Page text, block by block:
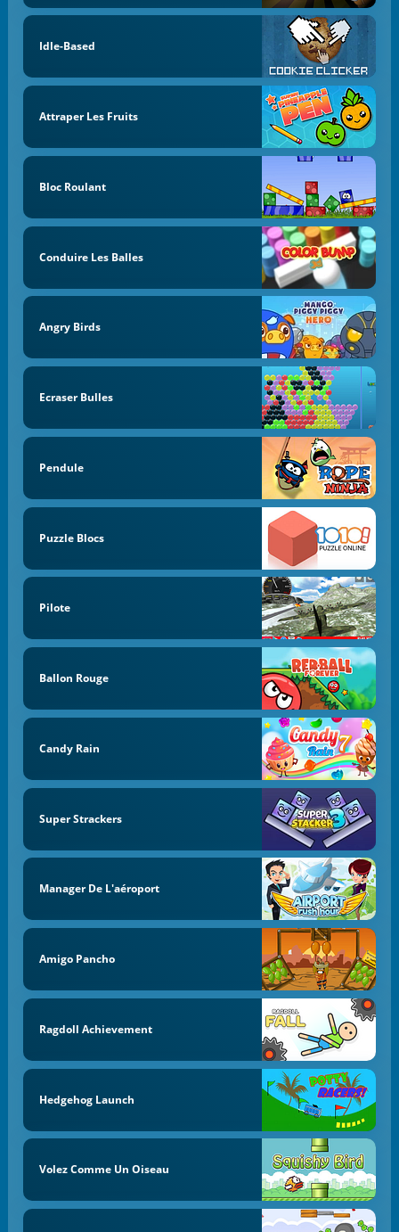
Idle-Based
Attraper Les Fruits
Bloc Roulant
Conduire Les Balles
Angry Birds
Ecraser Bulles
Pendule
Puzzle Blocs
Pilote
Ballon Rouge
Candy Rain
Super Strackers
Manager De L'aéroport
Amigo Pancho
Ragdoll Achievement
Hedgehog Launch
Volez Comme Un Oiseau